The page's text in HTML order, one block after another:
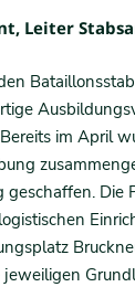
Leiter
im April
Die